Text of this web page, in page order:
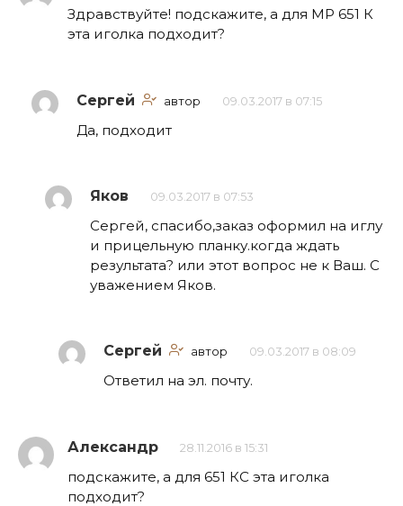
Здравствуйте! подскажите, а для МР 651 К
эта иголка подходит?
Сергей автор 09.03.2017 в 07:15
Да, подходит
Яков 09.03.2017 в 07:53
Сергей, спасибо,заказ оформил на иглу
и прицельную планку.когда ждать
результата? или этот вопрос не к Ваш. С
уважением Яков.
Сергей автор 09.03.2017 в 08:09
Ответил на эл. почту.
Александр 28.11.2016 в 15:31
подскажите, а для 651 КС эта иголка
подходит?